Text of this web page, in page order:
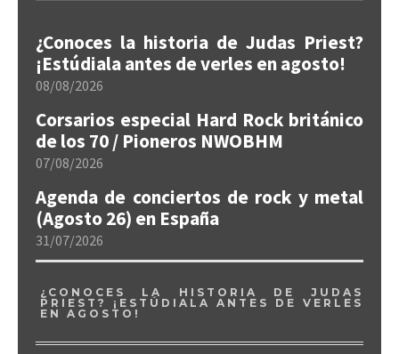
¿Conoces la historia de Judas Priest?
¡Estúdiala antes de verles en agosto!
08/08/2026
Corsarios especial Hard Rock británico
de los 70 / Pioneros NWOBHM
07/08/2026
Agenda de conciertos de rock y metal
(Agosto 26) en España
31/07/2026
¿CONOCES LA HISTORIA DE JUDAS
PRIEST? ¡ESTÚDIALA ANTES DE VERLES
EN AGOSTO!